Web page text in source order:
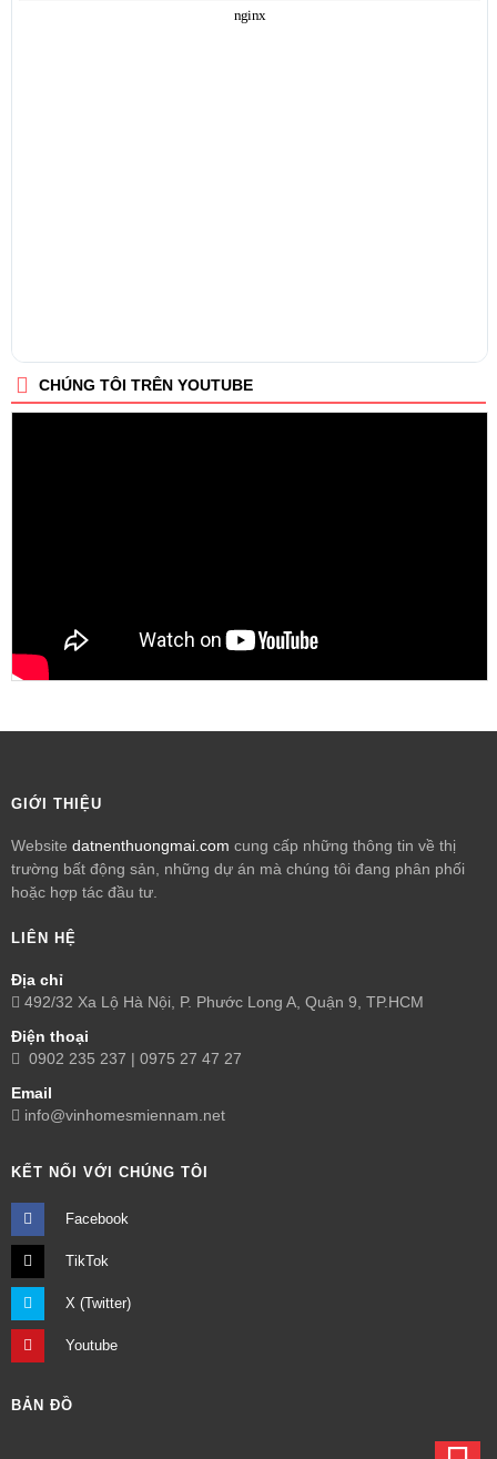
CHÚNG TÔI TRÊN YOUTUBE
GIỚI THIỆU
Website datnenthuongmai.com cung cấp những thông tin về thị
trường bất động sản, những dự án mà chúng tôi đang phân phối
hoặc hợp tác đầu tư.
LIÊN HỆ
Địa chỉ
492/32 Xa Lộ Hà Nội, P. Phước Long A, Quận 9, TP.HCM
Điện thoại
0902 235 237 | 0975 27 47 27
Email
info@vinhomesmiennam.net
KẾT NỐI VỚI CHÚNG TÔI
Facebook
TikTok
X (Twitter)
Youtube
BẢN ĐỒ